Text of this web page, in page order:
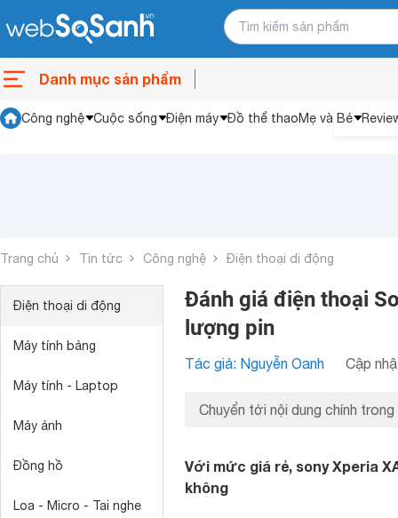
Danh mục sản phẩm
Công nghệ Cuộc sống Điện máy Đồ thể thaoMẹ và Bé
Trang chủ Tin tức Công nghệ Điện thoại di động
Điện thoại di động
Máy tính bảng
Máy tính - Laptop
Máy ảnh
Đồng hồ
Loa - Micro - Tai nghe
Đánh giá điện thoại
lượng pin
Tác giả: Nguyễn Oanh Cập
Chuyển tới nội dung chính trong
Với mức giá rẻ, sony Xperia
không